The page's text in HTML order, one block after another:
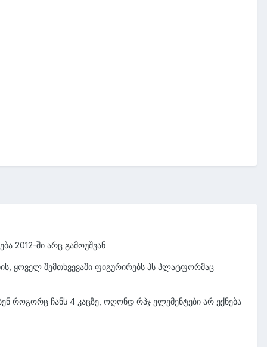
2012-ში არც გამოუშვან
ყოველ შემთხვევაში ფიგურირებს პს პლატფორმაც
როგორც ჩანს 4 კაცზე, ოღონდ რპჯ ელემენტები არ ექნება